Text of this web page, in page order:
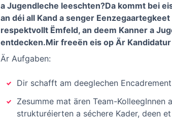
a Jugendleche leeschten?Da kommt bei
an déi all Kand a senger
respektvollt Ëmfeld, an deem Kanner a
entdecken.Mir freeën eis op Är Kandidatur
Är Aufgaben:
Dir schafft am deeglechen
Zesumme mat ären Team-
strukturéierten a séchere Kader, deen